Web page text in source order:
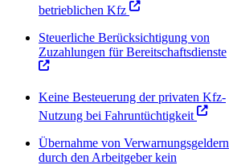
betrieblichen Kfz
Steuerliche Berücksichtigung von
Zuzahlungen für Bereitschaftsdienste
Keine Besteuerung der privaten Kfz-
Nutzung bei Fahruntüchtigkeit
Übernahme von Verwarnungsgeldern
durch den Arbeitgeber kein